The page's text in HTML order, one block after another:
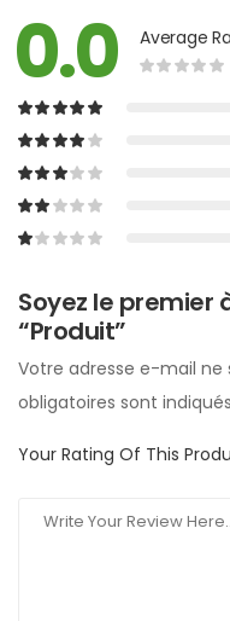
0.0 Average
Soyez le premier
“Produit”
Votre adresse e-mail ne
obligatoires sont
Your Rating Of This